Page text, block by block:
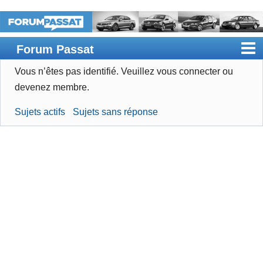
Forum Passat
Accueil
Devenir membre
Vous n’êtes pas identifié. Veuillez vous connecter ou
devenez membre.
Sujets actifs Sujets sans réponse